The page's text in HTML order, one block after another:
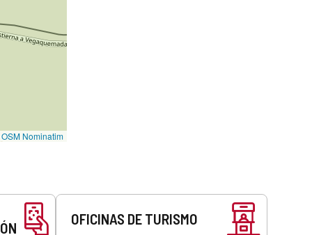
OSM Nominatim
OFICINAS DE TURISMO